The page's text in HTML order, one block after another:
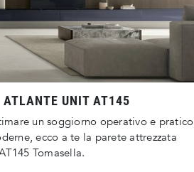
ATLANTE UNIT AT145
un soggiorno operativo e pratico
ecco a te la parete attrezzata
Tomasella.